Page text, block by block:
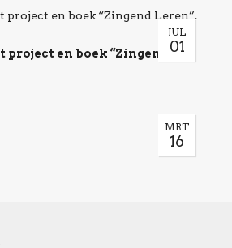
JUL
01
project en boek “Zingend
MRT
16